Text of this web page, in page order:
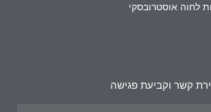
לחוה אוסטרובסקי
קשר וקביעת פגישה